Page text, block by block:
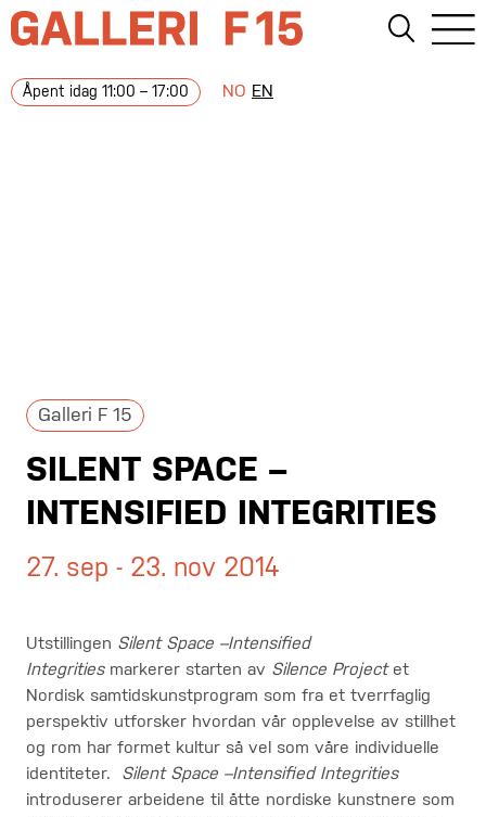
Åpent idag 11:00 – 17:00 NO EN
Galleri F 15
SILENT SPACE –
INTENSIFIED INTEGRITIES
27. sep - 23. nov 2014
Utstillingen Silent Space –Intensified
Integritiesmarkerer starten av Silence Projectet
Nordisk samtidskunstprogram som fra et tverrfaglig
perspektiv utforsker hvordan vår opplevelse av stillhet
og rom har formet kultur så vel som våre individuelle
identiteter.
Silent Space –Intensified Integrities
introduserer arbeidene til åtte nordiske kunstnere som